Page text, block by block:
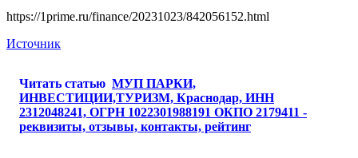
https://1prime.ru/finance/20231023/842056152.html
Источник
Читать статью МУП ПАРКИ,
ИНВЕСТИЦИИ,ТУРИЗМ, Краснодар, ИНН
2312048241, ОГРН 1022301988191 ОКПО 2179411 -
реквизиты, отзывы, контакты, рейтинг